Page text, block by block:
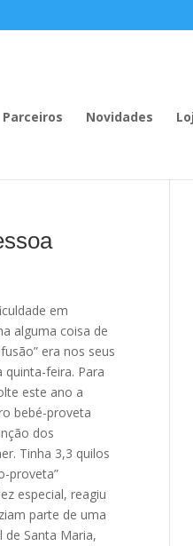
Parceiros Novidades
em
alguma coisa de
era nos seus
quinta-feira. Para
este ano a
bebé-proveta
dos
Tinha 3,3 quilos
proveta”
especial, reagiu
parte de uma
de Santa Maria,